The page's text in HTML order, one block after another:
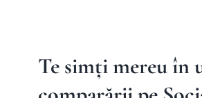
Te simți mereu în